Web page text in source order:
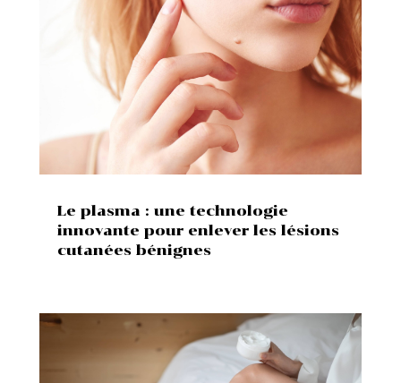
Le plasma : une technologie
innovante pour enlever les lésions
cutanées bénignes